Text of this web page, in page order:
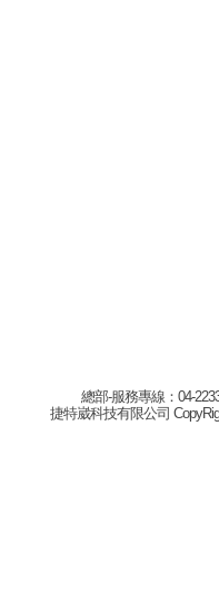
總部-服務專線：04-
捷特崴科技有限公司